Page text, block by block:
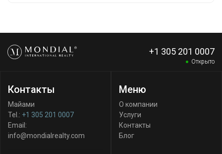
+1 305 201 0007
Открыто
Контакты
Майами
Tel.: +1 305 201 0007
Email:
info@mondialrealty.com
Меню
О компании
Услуги
Контакты
Блог